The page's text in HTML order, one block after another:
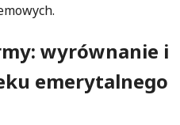
wyrównanie i
emerytalnego